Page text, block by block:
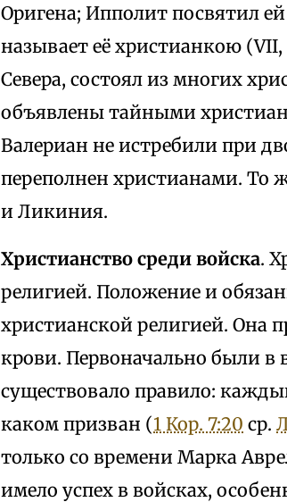
Оригена; Ипполит посвятил
называет её христианкою
Севера, состоял из многих
объявлены тайными
Валериан не истребили при
переполнен христианами. То
и Ликиния.
Христианство среди войска.
религией. Положение и
христианской религией. Она
крови. Первоначально были в
существовало правило:
каком призван (1 Кор. 7:20 ср.
только со времени Марка
имело успех в войсках,